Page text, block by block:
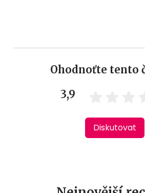
Ohodnoťte tento
3,9
Diskutovat